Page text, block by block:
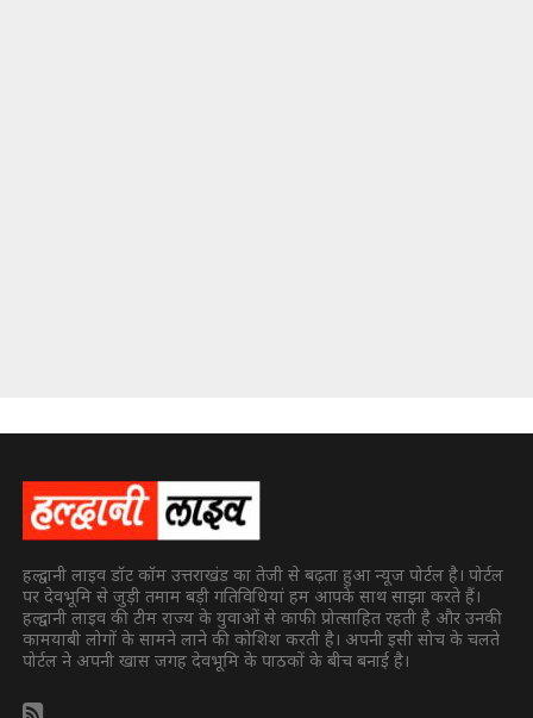
हल्द्वानी लाइव डॉट कॉम उत्तराखंड का तेजी से बढ़ता हुआ न्यूज पोर्टल है। पोर्टल
पर देवभूमि से जुड़ी तमाम बड़ी गतिविधियां हम आपके साथ साझा करते हैं।
हल्द्वानी लाइव की टीम राज्य के युवाओं से काफी प्रोत्साहित रहती है और उनकी
कामयाबी लोगों के सामने लाने की कोशिश करती है। अपनी इसी सोच के चलते
पोर्टल ने अपनी खास जगह देवभूमि के पाठकों के बीच बनाई है।